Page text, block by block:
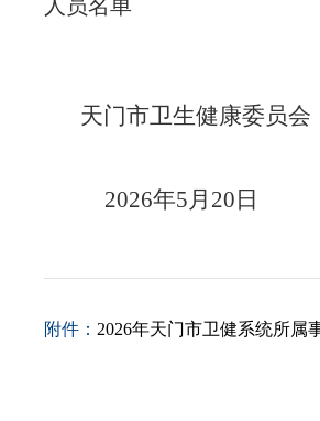
人员名单
天门市卫生健康委员会
2026年5月20日
附件： 2026年天门市卫健系统所属